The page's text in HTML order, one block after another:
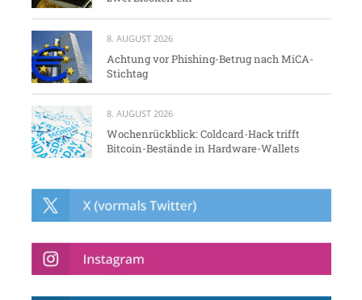
8. AUGUST 2026
Achtung vor Phishing-Betrug nach MiCA-
Stichtag
8. AUGUST 2026
Wochenrückblick: Coldcard-Hack trifft
Bitcoin-Bestände in Hardware-Wallets